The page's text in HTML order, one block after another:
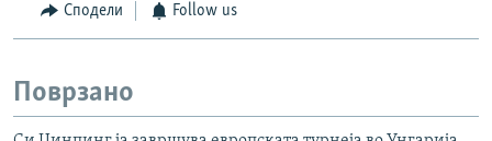
Сподели Follow us
Поврзано